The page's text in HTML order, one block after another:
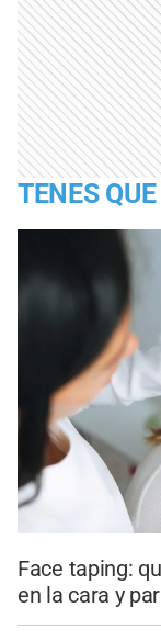
TENES
Face taping:
en la cara y